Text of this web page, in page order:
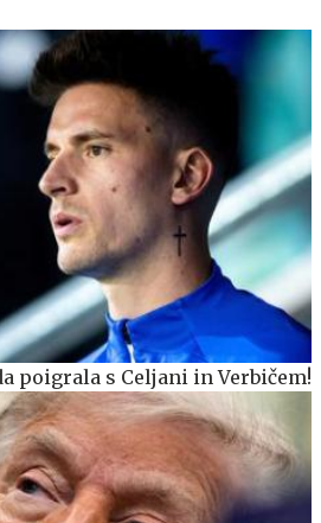
poigrala s Celjani in Verbičem!